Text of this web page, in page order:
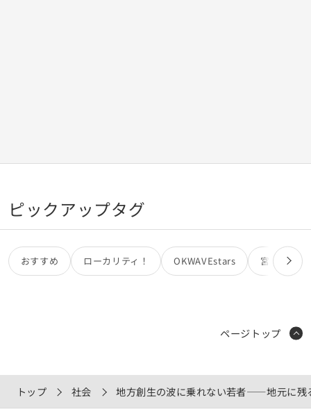
ピックアップタグ
おすすめ ローカリティ！ OKWAVEstars 宮田カオリ
トップ 社会 地方創生の波に乗れない若者――地元に残
ページトップ